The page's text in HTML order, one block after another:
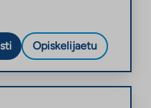
Opiskelijaetu